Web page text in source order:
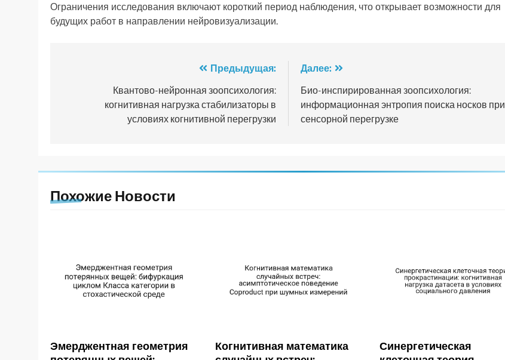
Ограничения исследования включают короткий период наблюдения, что открывает возможности для
будущих работ в направлении нейровизуализации.
записям
Предыдущая:
Квантово-нейронная зоопсихология:
когнитивная нагрузка стабилизаторы в
условиях когнитивной перегрузки
Далее:
Био-инспирированная зоопсихология:
информационная энтропия поиска носков при
сенсорной перегрузке
Похожие Новости
Эмерджентная геометрия
Когнитивная математика
Синергетическая